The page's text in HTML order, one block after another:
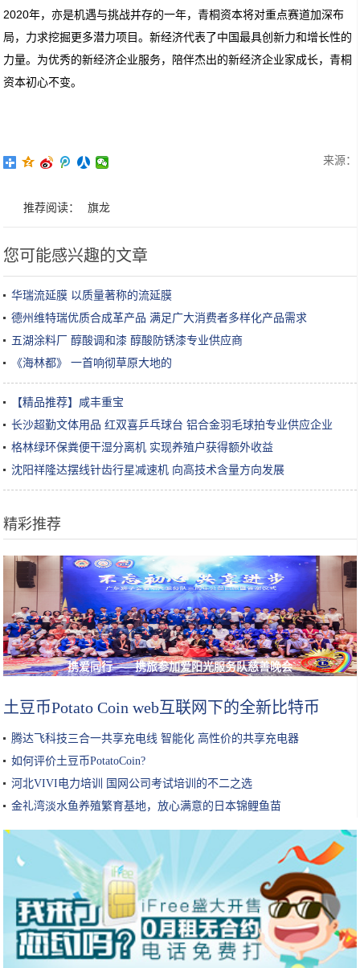
2020年，亦是机遇与挑战并存的一年，青桐资本将对重点赛道加深布
局，力求挖掘更多潜力项目。新经济代表了中国最具创新力和增长性的
力量。为优秀的新经济企业服务，陪伴杰出的新经济企业家成长，青桐
资本初心不变。
来源：
推荐阅读： 旗龙
您可能感兴趣的文章
华瑞流延膜 以质量著称的流延膜
德州维特瑞优质合成革产品 满足广大消费者多样化产品需求
五湖涂料厂 醇酸调和漆 醇酸防锈漆专业供应商
《海林都》 一首响彻草原大地的
【精品推荐】咸丰重宝
长沙超勤文体用品 红双喜乒乓球台 铝合金羽毛球拍专业供应企业
格林绿环保粪便干湿分离机 实现养殖户获得额外收益
沈阳祥隆达摆线针齿行星减速机 向高技术含量方向发展
精彩推荐
携爱同行——携旅参加爱阳光服务队慈善晚会
土豆币Potato Coin web互联网下的全新比特币
腾达飞科技三合一共享充电线 智能化 高性价的共享充电器
如何评价土豆币PotatoCoin?
河北VIVI电力培训 国网公司考试培训的不二之选
金礼湾淡水鱼养殖繁育基地，放心满意的日本锦鲤鱼苗